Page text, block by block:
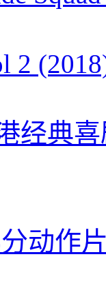
2
经典
动作